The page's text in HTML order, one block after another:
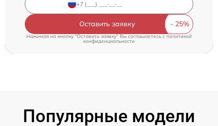
Оставить заявку
Нажимая на кнопку "Оставить заявку" Вы соглашаетесь cполитикой
конфиденциальности
Популярные модели